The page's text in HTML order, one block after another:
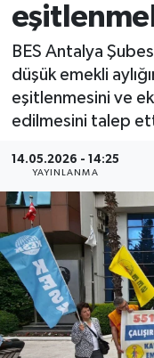
BES Antalya
düşük emekli
eşitlenmesini ve
edilmesini talep
14.05.2026 - 14:25
YAYINLANMA
Alanyaspor
Turizm
E-Gazete
Tüm Manşetler
Son Dakika
Haber Arşivi